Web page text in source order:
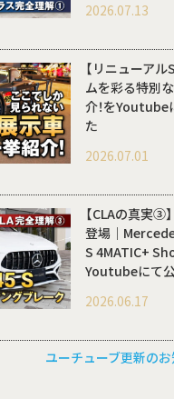
2026.07.13
【リニューアル
ムを彩る特別
介！を
た
2026.07.01
【CLAの真実③
登場｜
S 4MATIC+
Youtubeにて
2026.06.17
ユーチューブ更新の